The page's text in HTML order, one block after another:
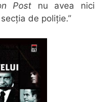
Post nu avea nici
de poliție.”